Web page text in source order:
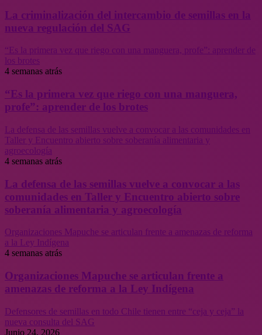
La criminalización del intercambio de semillas en la
nueva regulación del SAG
“Es la primera vez que riego con una manguera, profe”: aprender de
los brotes
4 semanas atrás
“Es la primera vez que riego con una manguera,
profe”: aprender de los brotes
La defensa de las semillas vuelve a convocar a las comunidades en
Taller y Encuentro abierto sobre soberanía alimentaria y
agroecología
4 semanas atrás
La defensa de las semillas vuelve a convocar a las
comunidades en Taller y Encuentro abierto sobre
soberanía alimentaria y agroecología
Organizaciones Mapuche se articulan frente a amenazas de reforma
a la Ley Indígena
4 semanas atrás
Organizaciones Mapuche se articulan frente a
amenazas de reforma a la Ley Indígena
Defensores de semillas en todo Chile tienen entre “ceja y ceja” la
nueva consulta del SAG
Junio 24, 2026